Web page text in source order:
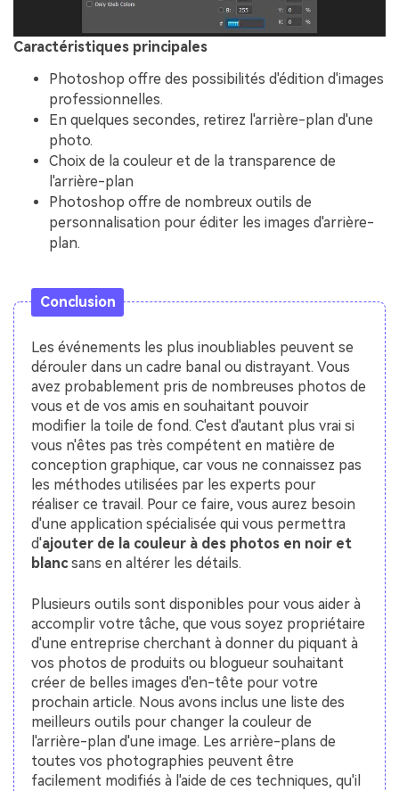
Caractéristiques principales
Photoshop offre des possibilités d'édition d'images
professionnelles.
En quelques secondes, retirez l'arrière-plan d'une
photo.
Choix de la couleur et de la transparence de
l'arrière-plan
Photoshop offre de nombreux outils de
personnalisation pour éditer les images d'arrière-
plan.
Conclusion
Les événements les plus inoubliables peuvent se
dérouler dans un cadre banal ou distrayant. Vous
avez probablement pris de nombreuses photos de
vous et de vos amis en souhaitant pouvoir
modifier la toile de fond. C'est d'autant plus vrai si
vous n'êtes pas très compétent en matière de
conception graphique, car vous ne connaissez pas
les méthodes utilisées par les experts pour
réaliser ce travail. Pour ce faire, vous aurez besoin
d'une application spécialisée qui vous permettra
d'ajouter de la couleur à des photos en noir et
blancsans en altérer les détails.
Plusieurs outils sont disponibles pour vous aider à
accomplir votre tâche, que vous soyez propriétaire
d'une entreprise cherchant à donner du piquant à
vos photos de produits ou blogueur souhaitant
créer de belles images d'en-tête pour votre
prochain article. Nous avons inclus une liste des
meilleurs outils pour changer la couleur de
l'arrière-plan d'une image. Les arrière-plans de
toutes vos photographies peuvent être
facilement modifiés à l'aide de ces techniques, qu'il